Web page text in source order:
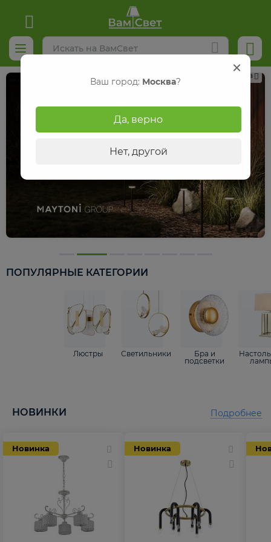
Реклама
ПОПУЛЯРНЫЕ КАТЕГОРИИ
Люстры Светильники
Бра и
подсветки
НОВИНКИ
Новинка Новинка
Подробнее
Ваш город: Москва?
Да, верно
Нет, другой